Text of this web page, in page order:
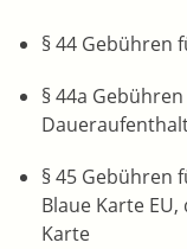
§ 44 Gebühren
§ 44a
§ 45 Gebühren
Blaue Karte
Karte